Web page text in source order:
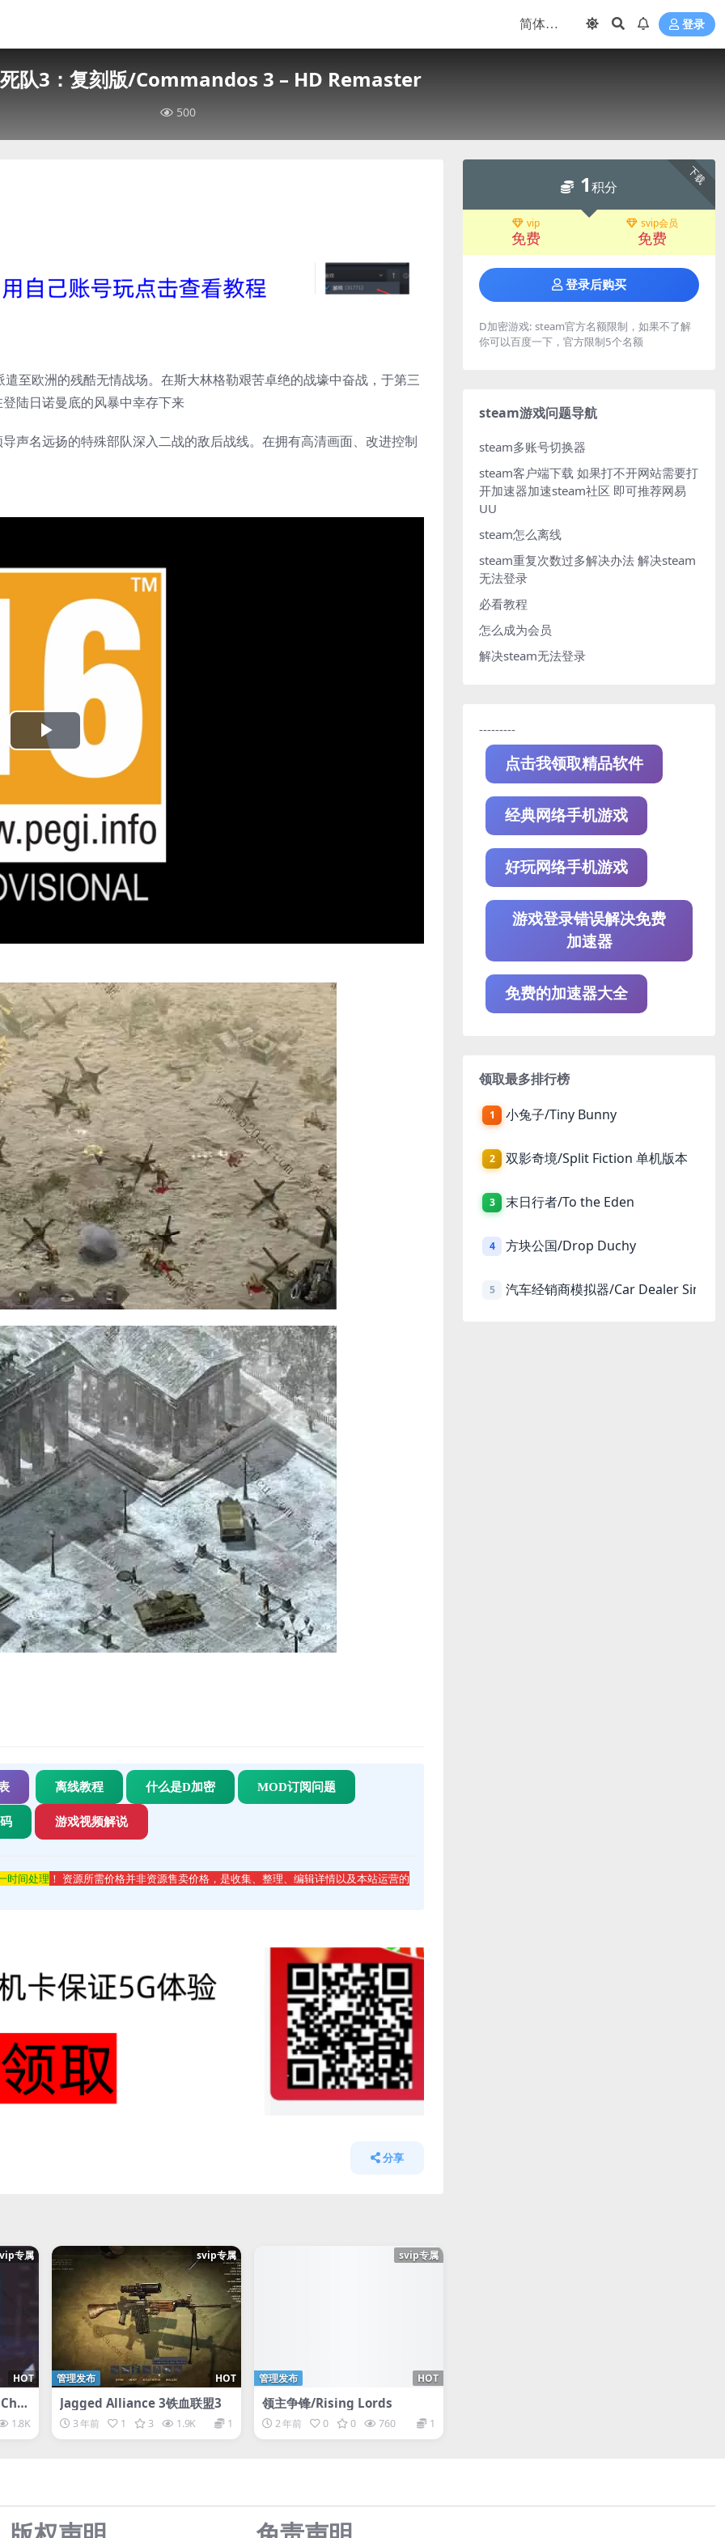
登录
队3：复刻版/Commandos 3 – HD Remaster
500
至欧洲的残酷无情战场。在斯大林格勒艰苦卓绝的战壕中奋战，于第三
陆日诺曼底的风暴中幸存下来
声名远扬的特殊部队深入二战的敌后战线。在拥有高清画面、改进控制
Play
Video
离线教程 什么是D加密 MOD订阅问题
游戏视频解说
时间处理 ！ 资源所需价格并非资源售卖价格，是收集、整理、编辑详情以及本站运营的
分享
专属
HOT
1.8K
svip专属
HOT
管理发布
Jagged Alliance 3铁血联盟3
3 年前 1 3 1.9K 1
svip专属
HOT
管理发布
领主争锋/Rising Lords
2 年前 0 0 760 1
下载
1积分
vip
免费
svip会员
免费
登录后购买
D加密游戏: steam官方名额限制，如果不了解
你可以百度一下，官方限制5个名额
steam游戏问题导航
steam多账号切换器
steam客户端下载 如果打不开网站需要打
开加速器加速steam社区 即可推荐网易
UU
steam怎么离线
steam重复次数过多解决办法 解决steam
无法登录
必看教程
怎么成为会员
解决steam无法登录
---------
点击我领取精品软件
经典网络手机游戏
好玩网络手机游戏
游戏登录错误解决免费
加速器
免费的加速器大全
领取最多排行榜
1 小兔子/Tiny Bunny
2 双影奇境/Split Fiction 单机版本
3 末日行者/To the Eden
4 方块公国/Drop Duchy
5 汽车经销商模拟器/Car Dealer